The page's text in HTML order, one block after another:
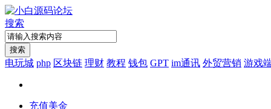
搜索
搜索
电玩城 php 区块链 理财 教程 钱包 GPT im通讯 外贸营销 游戏
充值美金